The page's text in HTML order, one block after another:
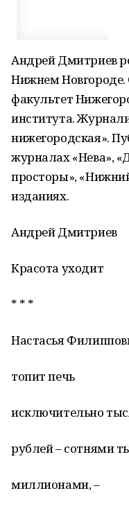
Андрей Дмитриев
Нижнем
факультет
института.
нижегородская».
журналах «Нева»,
просторы»,
изданиях.
Андрей Дмитриев
Красота уходит
* * *
Настасья
топит печь
исключительно
рублей – сотнями
миллионами, –